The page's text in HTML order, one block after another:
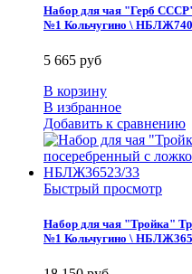
Набор для чая "Герб
№1 Кольчугино \
5 665 руб
В корзину
В избранное
Добавить к сравнению
Быстрый просмотр
Набор для чая "Тройка"
№1 Кольчугино \